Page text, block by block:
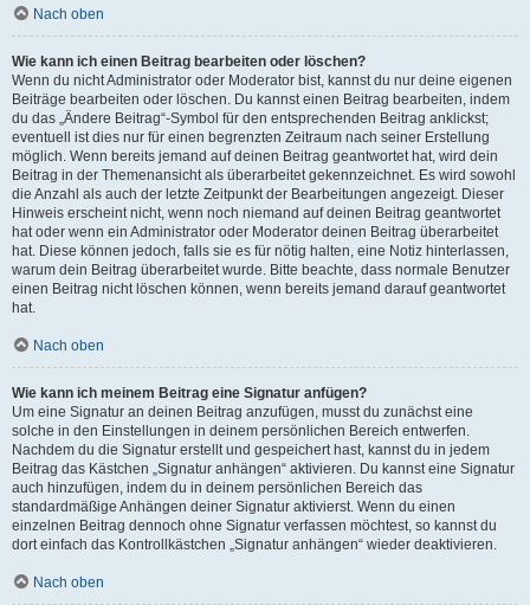
Nach oben
Wie kann ich einen Beitrag bearbeiten oder löschen?
Wenn du nicht Administrator oder Moderator bist, kannst du nur deine eigenen
Beiträge bearbeiten oder löschen. Du kannst einen Beitrag bearbeiten, indem
du das „Ändere Beitrag“-Symbol für den entsprechenden Beitrag anklickst;
eventuell ist dies nur für einen begrenzten Zeitraum nach seiner Erstellung
möglich. Wenn bereits jemand auf deinen Beitrag geantwortet hat, wird dein
Beitrag in der Themenansicht als überarbeitet gekennzeichnet. Es wird sowohl
die Anzahl als auch der letzte Zeitpunkt der Bearbeitungen angezeigt. Dieser
Hinweis erscheint nicht, wenn noch niemand auf deinen Beitrag geantwortet
hat oder wenn ein Administrator oder Moderator deinen Beitrag überarbeitet
hat. Diese können jedoch, falls sie es für nötig halten, eine Notiz hinterlassen,
warum dein Beitrag überarbeitet wurde. Bitte beachte, dass normale Benutzer
einen Beitrag nicht löschen können, wenn bereits jemand darauf geantwortet
hat.
Nach oben
Wie kann ich meinem Beitrag eine Signatur anfügen?
Um eine Signatur an deinen Beitrag anzufügen, musst du zunächst eine
solche in den Einstellungen in deinem persönlichen Bereich entwerfen.
Nachdem du die Signatur erstellt und gespeichert hast, kannst du in jedem
Beitrag das Kästchen „Signatur anhängen“ aktivieren. Du kannst eine Signatur
auch hinzufügen, indem du in deinem persönlichen Bereich das
standardmäßige Anhängen deiner Signatur aktivierst. Wenn du einen
einzelnen Beitrag dennoch ohne Signatur verfassen möchtest, so kannst du
dort einfach das Kontrollkästchen „Signatur anhängen“ wieder deaktivieren.
Nach oben